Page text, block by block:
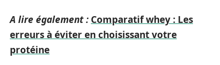
A lire également : Comparatif whey : Les
erreurs à éviter en choisissant votre
protéine